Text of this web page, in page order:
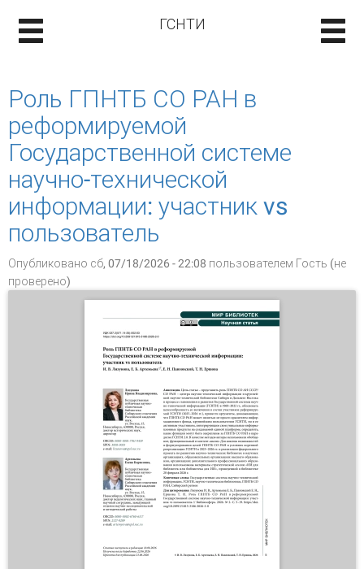
ГСНТИ
Роль ГПНТБ СО РАН в
реформируемой
Государственной системе
научно-технической
информации: участник vs
пользователь
Опубликовано сб, 07/18/2026 - 22:08 пользователем Гость (не
проверено)